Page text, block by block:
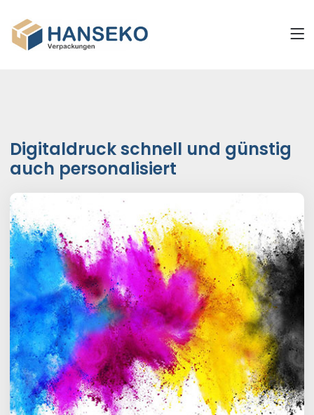
Digitaldruck schnell und günstig
auch personalisiert